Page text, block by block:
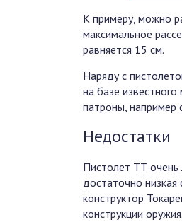
К примеру, можно
максимальное
равняется 15 см.
Наряду с
на базе
патроны, например
Недостатки
Пистолет ТТ очень
достаточно
конструктор
конструкции оружия.